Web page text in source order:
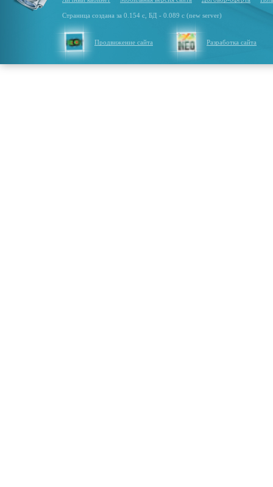
Страница создана за 0.154 с, БД - 0.089 с (new server)
Продвижение сайта Разработка сайта